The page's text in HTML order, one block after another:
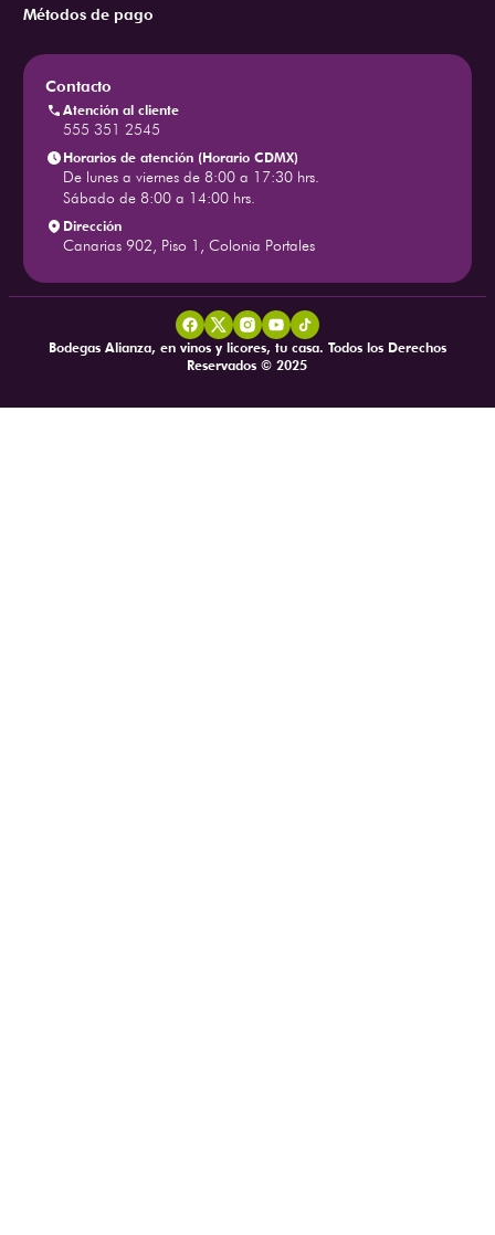
Métodos de pago
Contacto
Atención al cliente
555 351 2545
Horarios de atención (Horario CDMX)
De lunes a viernes de 8:00 a 17:30 hrs.
Sábado de 8:00 a 14:00 hrs.
Dirección
Canarias 902, Piso 1, Colonia Portales
Bodegas Alianza, en vinos y licores, tu casa. Todos los Derechos
Reservados © 2025